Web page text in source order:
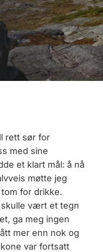
rett sør for
med sine
et klart mål: å nå
møtte jeg
for drikke.
skulle vært et tegn
ga meg ingen
mer enn nok og
var fortsatt